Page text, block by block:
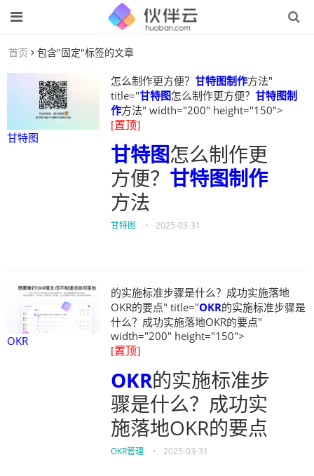
首页 包含"固定"标签的文章
甘特图
怎么制作更方便？ 甘特图制作方法"
title="甘特图怎么制作更方便？ 甘特图制
作方法" width="200" height="150">
[置顶]
甘特图怎么制作更
方便？ 甘特图制作
方法
甘特图 • 2025-03-31
OKR
的实施标准步骤是什么？成功实施落地
OKR的要点" title="OKR的实施标准步骤是
什么？成功实施落地OKR的要点"
width="200" height="150">
[置顶]
OKR的实施标准步
骤是什么？成功实
施落地OKR的要点
OKR管理 • 2025-03-31